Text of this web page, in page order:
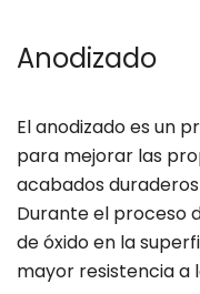
Anodizado
El anodizado es un
para mejorar las
acabados
Durante el proceso
de óxido en la
mayor resistencia a